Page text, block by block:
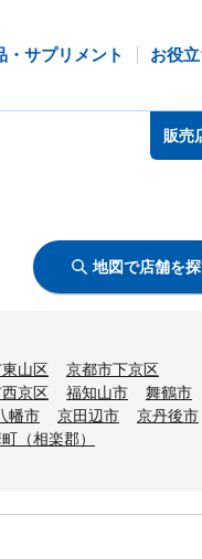
・サプリメント お役
販売
地図で店舗を
山区
京都市下京区
京区 福知山市
舞鶴市
幡市 京田辺市
京丹後市
（相楽郡）